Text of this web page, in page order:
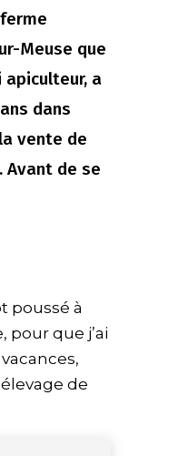
Meuse que
apiculteur, a
dans
vente de
Avant de se
poussé à
pour que j’ai
de